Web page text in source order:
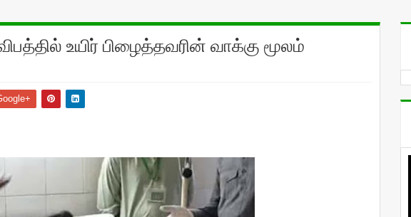
உயிர் பிழைத்தவரின் வாக்கு மூலம்